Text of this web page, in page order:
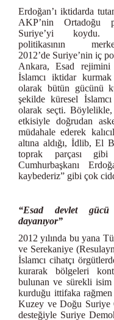
Erdoğan’ı iktidarda
AKP’nin Ortadoğu
Suriye’yi koydu.
politikasının
2012’de Suriye’nin iç
Ankara, Esad
İslamcı iktidar
olarak bütün gücünü
şekilde küresel
olarak seçti.
etkisiyle doğrudan
müdahale ederek
altına aldığı, İdlib, El
toprak parçası
Cumhurbaşkanı
kaybederiz” gibi çok
“Esad devlet
dayanıyor”
2012 yılında bu yana
ve Serekaniye
İslamcı cihatçı
kurarak bölgeleri
bulunan ve sürekli isim
kurduğu ittifaka
Kuzey ve Doğu Suriye
desteğiyle Suriye